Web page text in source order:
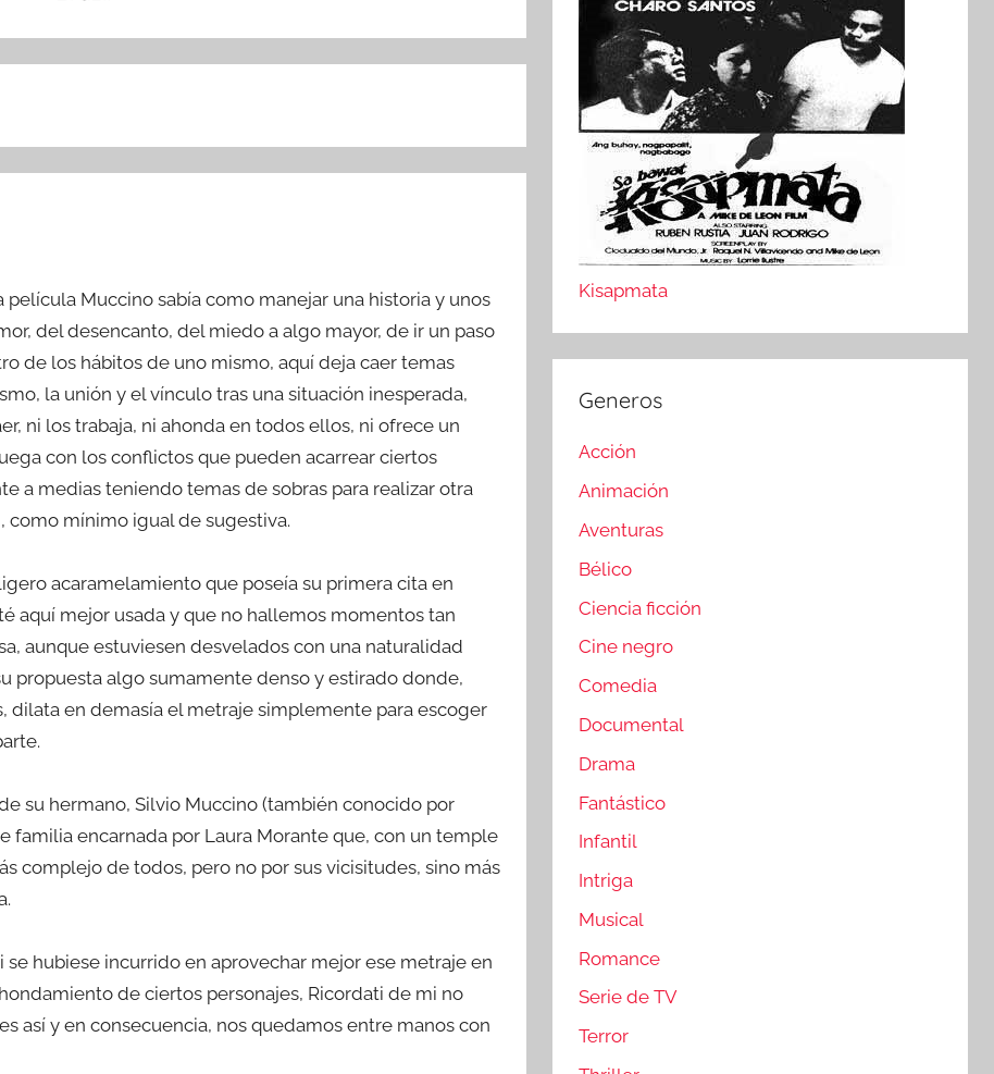
Muccino sabía como manejar una historia y unos
del desencanto, del miedo a algo mayor, de ir un paso
de los hábitos de uno mismo, aquí deja caer temas
la unión y el vínculo tras una situación inesperada,
ni los trabaja, ni ahonda en todos ellos, ni ofrece un
con los conflictos que pueden acarrear ciertos
a medias teniendo temas de sobras para realizar otra
como mínimo igual de sugestiva.
acaramelamiento que poseía su primera cita en
aquí mejor usada y que no hallemos momentos tan
aunque estuviesen desvelados con una naturalidad
propuesta algo sumamente denso y estirado donde,
dilata en demasía el metraje simplemente para escoger
su hermano, Silvio Muccino (también conocido por
familia encarnada por Laura Morante que, con un temple
complejo de todos, pero no por sus vicisitudes, sino más
hubiese incurrido en aprovechar mejor ese metraje en
de ciertos personajes, Ricordati de mi no
así y en consecuencia, nos quedamos entre manos con
Kisapmata
Generos
Acción
Animación
Aventuras
Bélico
Ciencia ficción
Cine negro
Comedia
Documental
Drama
Fantástico
Infantil
Intriga
Musical
Romance
Serie de TV
Terror